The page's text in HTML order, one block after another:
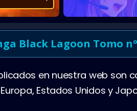
Black Lagoon Tomo
en nuestra web son
Estados Unidos y